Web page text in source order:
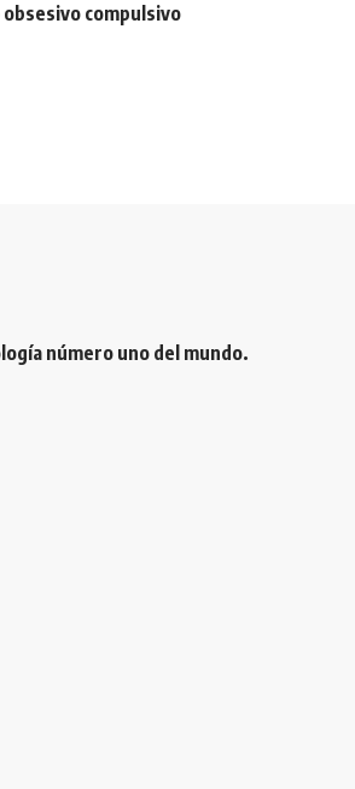
compulsivo
número uno del mundo.